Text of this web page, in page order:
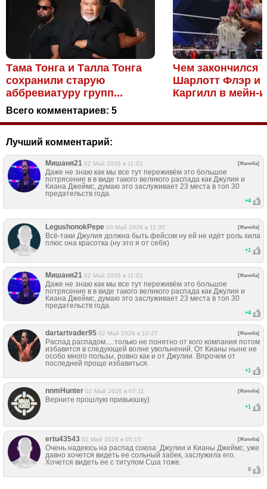
Тама Тонга и Талла Тонга
сохранили старую
аббревиатуру групп...
Чем закончился
Шарлотт Флэр и
Каргилл в мейн-
Всего комментариев: 5
Лучший комментарий:
Мишаня21 02 Май 2026 в 11:01 [Жалоба]
Даже не знаю как мы все тут переживём это большое
потрясение в в виде такого великого распада как Джулия и
Киана Джеймс, думаю это заслуживает 23 места в топ 30
предательств года.
+4
LegushonokPepe 03 Май 2026 в 11:35 [Жалоба]
Всё-таки Джулия должна быть фейсом ну ей не идёт роль хила
плюс она красотка (ну это я от себя)
+1
Мишаня21 02 Май 2026 в 11:01 [Жалоба]
Даже не знаю как мы все тут переживём это большое
потрясение в в виде такого великого распада как Джулия и
Киана Джеймс, думаю это заслуживает 23 места в топ 30
предательств года.
+4
dartartvader95 02 Май 2026 в 10:27 [Жалоба]
Распад распадом.... только не понятно от кого компания потом
избавится в следующей волне увольнений. От Кианы ныне не
особо много пользы, ровно как и от Джулии. Впрочем от
последней проще избавиться.
+1
nnmHunter 02 Май 2026 в 07:11 [Жалоба]
Верните прошлую привьюшку)
+1
ertu43543 02 Май 2026 в 05:15 [Жалоба]
Очень надеюсь на распад союза Джулии и Кианы Джеймс, уже
давно хочется видеть ее сольный забек, заслужила его.
Хочется видеть ее с титулом Сша тоже.
0